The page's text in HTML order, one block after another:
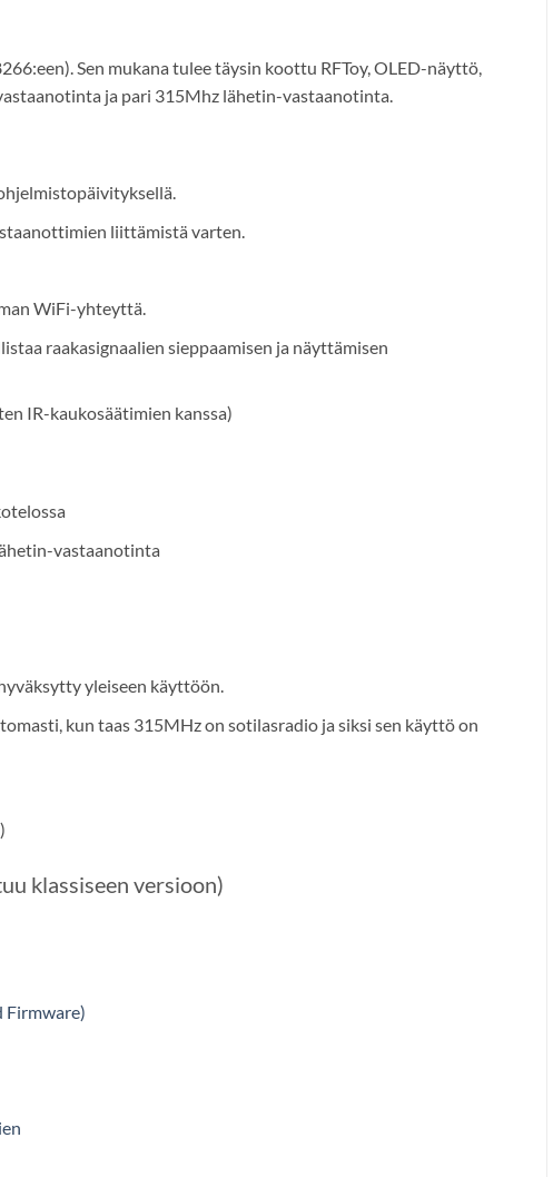
Sen mukana tulee täysin koottu RFToy, OLED-näyttö,
ja pari 315Mhz lähetin-vastaanotinta.
liittämistä varten.
WiFi-yhteyttä.
raakasignaalien sieppaamisen ja näyttämisen
IR-kaukosäätimien kanssa)
vastaanotinta
yleiseen käyttöön.
kun taas 315MHz on sotilasradio ja siksi sen käyttö on
klassiseen versioon)
Firmware)